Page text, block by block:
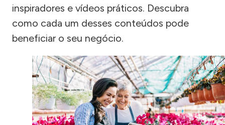
inspiradores e vídeos práticos. Descubra
como cada um desses conteúdos pode
beneficiar o seu negócio.